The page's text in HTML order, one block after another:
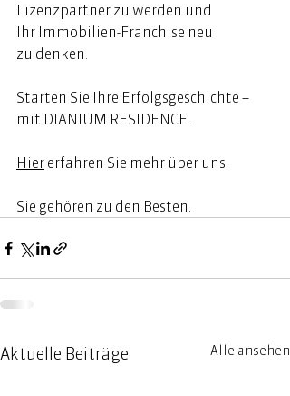
Lizenzpartner zu werden und
Ihr Immobilien-Franchise neu
zu denken.
Starten Sie Ihre Erfolgsgeschichte –
mit DIANIUM RESIDENCE.
Hier erfahren Sie mehr über uns.
Sie gehören zu den Besten.
Aktuelle Beiträge Alle ansehen